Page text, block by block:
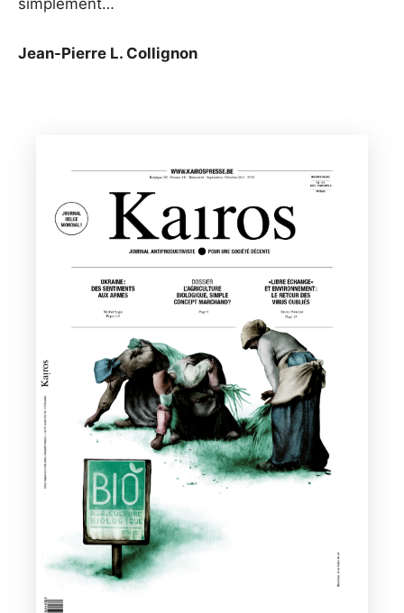
simplement…
Jean-Pierre L. Collignon